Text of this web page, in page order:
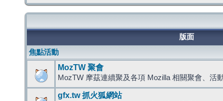
版面
焦點活動
MozTW 聚會
MozTW 摩茲連續聚及各項 Mozilla 相關聚會、活
gfx.tw 抓火狐網站